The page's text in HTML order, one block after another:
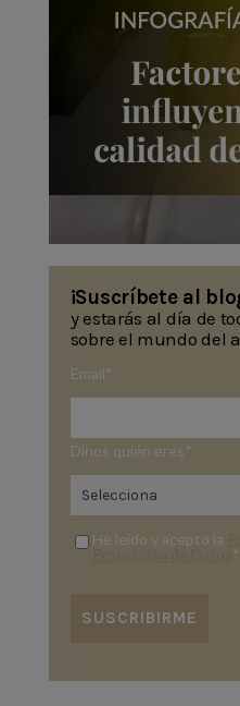
¡Suscríbete al
y estarás al día de
sobre el mundo del
Email *
Dinos quién eres *
He leído y acepto la
*